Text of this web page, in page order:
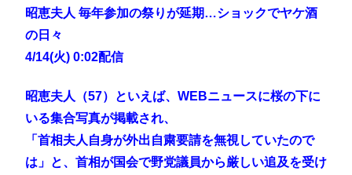
昭恵夫人 毎年参加の祭りが延期…ショックでヤケ酒
の日々
4/14(火) 0:02配信
昭恵夫人（57）といえば、WEBニュースに桜の下に
いる集合写真が掲載され、
「首相夫人自身が外出自粛要請を無視していたので
は」と、首相が国会で野党議員から厳しい追及を受け